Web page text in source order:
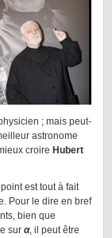
; mais peut-
astronome
croire Hubert
est tout à fait
Pour le dire en bref
bien que
sur α, il peut être